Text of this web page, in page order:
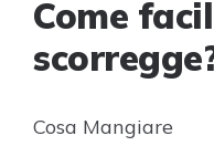
Come
Cosa Mangiare